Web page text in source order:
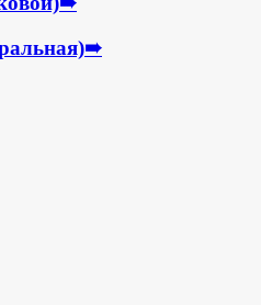
➠